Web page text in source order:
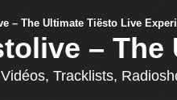
– The
Tracklists,